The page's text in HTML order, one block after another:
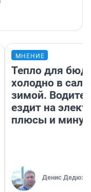
МНЕНИЕ
Тепло для
холодно в
зимой.
ездит на
плюсы и
Денис